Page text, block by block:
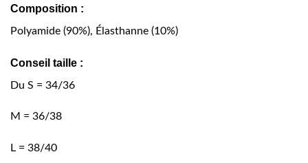
Composition :
Polyamide (90%), Élasthanne (10%)
Conseil taille :
Du S = 34/36
M = 36/38
L = 38/40